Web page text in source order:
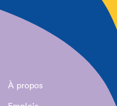
À propos